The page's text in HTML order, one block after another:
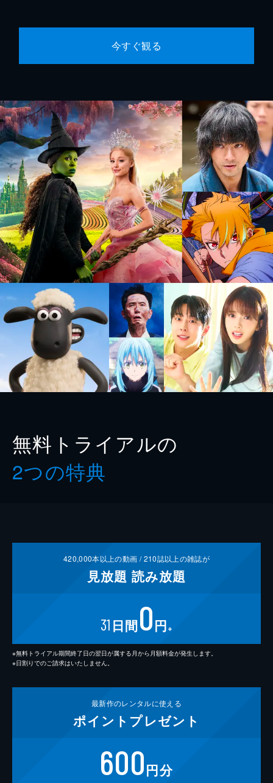
今すぐ観る
無料トライアルの
2つの特典
420,000本以上の動画 /210誌以上の雑誌が
見放題 読み放題
31 日間0円 ※
※無料トライアル期間終了日の翌日が属する月から月額料金が発生します。
※日割りでのご請求はいたしません。
最新作のレンタルに使える
ポイント プレゼント
600円分